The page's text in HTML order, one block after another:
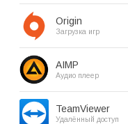
Origin
Загрузка игр
AIMP
Аудио плеер
TeamViewer
Удалённый доступ